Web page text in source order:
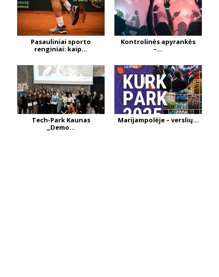
Pasauliniai sporto
renginiai: kaip...
Kontrolinės apyrankės
–...
Tech-Park Kaunas
„Demo...
Marijampolėje – verslių...